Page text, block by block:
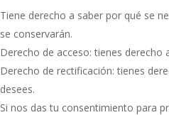
Tiene derecho a saber por qué se
se conservarán.
Derecho de acceso: tienes
Derecho de rectificación: tienes
desees.
Si nos das tu consentimiento para